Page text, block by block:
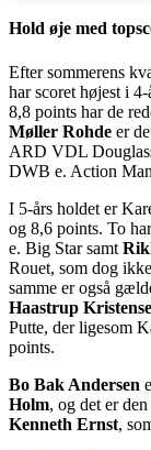
Hold øje med
Efter sommerens
har scoret højest i
8,8 points har de
Møller Rohde er
ARD VDL
DWB e. Action
I 5-års holdet er
og 8,6 points. To
e. Big Star samt
Rouet, som dog
samme er også
Haastrup
Putte, der ligesom
points.
Bo Bak Andersen
Holm, og det er
Kenneth Ernst,